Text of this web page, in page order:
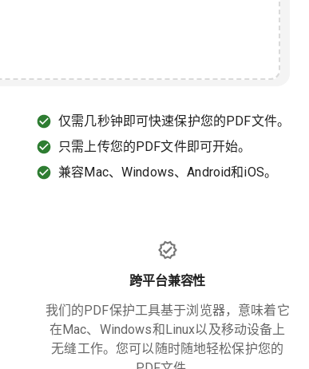
仅需几秒钟即可快速保护您的PDF文件。
只需上传您的PDF文件即可开始。
兼容Mac、Windows、Android和iOS。
跨平台兼容性
我们的PDF保护工具基于浏览器，意味着它
在Mac、Windows和Linux以及移动设备上
无缝工作。您可以随时随地轻松保护您的